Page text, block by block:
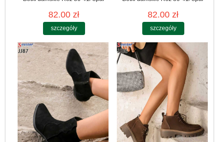
82.00 zł
szczegóły
82.00 zł
szczegóły